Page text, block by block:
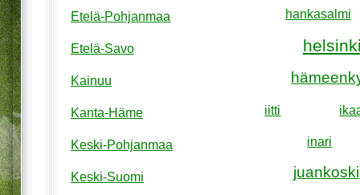
hankasalmi
iitti
inari
juankoski
Etelä-Pohjanmaa
Etelä-Savo
Kainuu
Kanta-Häme
Keski-Pohjanmaa
Keski-Suomi